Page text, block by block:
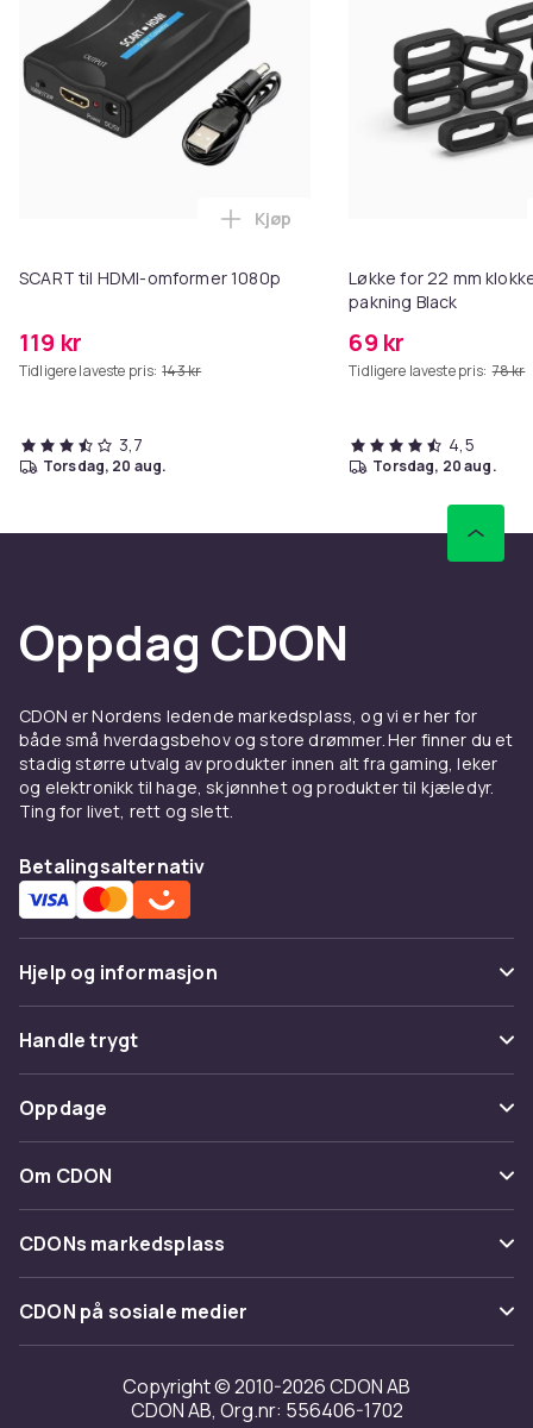
SCART til HDMI-omformer 1080p
119 kr
Tidligere laveste pris: 143 kr
Legg SCART til HDMI-omformer
Kjøp
3,7
torsdag, 20 aug.
Løkke for 22 mm
pakning Black
69 kr
Tidligere laveste pris: 78 kr
4,5
torsdag, 20 aug.
Oppdag CDON
CDON er Nordens ledende markedsplass, og vi er her for
både små hverdagsbehov og store drømmer. Her finner du et
stadig større utvalg av produkter innen alt fra gaming, leker
og elektronikk til hage, skjønnhet og produkter til kjæledyr.
Ting for livet, rett og slett.
Betalingsalternativ
Hjelp og informasjon
Vanlige spørsmål
Spor pakke
Angre & returner her
Kontakt oss
Handle trygt
Betaling
Levering
Tilbakekallinger
Oppdage
Kategorier
Varemerker
Om CDON
Om oss
Kundeanmeldelser
Jobbe på CDON
Investor relations
CDONs markedsplass
Merchant Help Center
CDON på sosiale medier
Copyright © 2010-2026 CDON AB
CDON AB, Org.nr: 556406-1702